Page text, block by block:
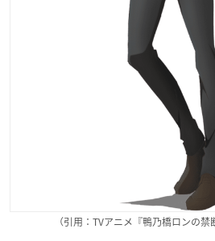
（引用：TVアニメ『鴨乃橋ロンの禁